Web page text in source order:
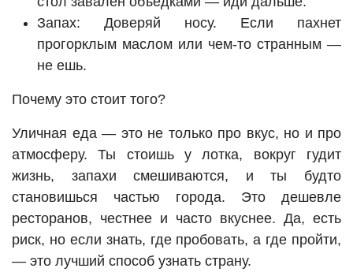
Запах: Доверяй носу. Если пахнет
прогорклым маслом или чем-то странным —
не ешь.
Почему это стоит того?
Уличная еда — это не только про вкус, но и про
атмосферу. Ты стоишь у лотка, вокруг гудит
жизнь, запахи смешиваются, и ты будто
становишься частью города. Это дешевле
ресторанов, честнее и часто вкуснее. Да, есть
риск, но если знать, где пробовать, а где пройти,
— это лучший способ узнать страну.